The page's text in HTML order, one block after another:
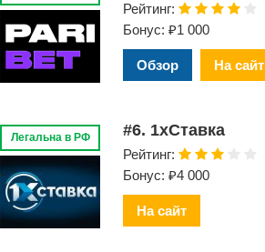
Рейтинг:
Бонус: ₽1 000
Обзор На сайт
Легальна в РФ #6. 1xСтавка
Рейтинг:
Бонус: ₽4 000
На сайт